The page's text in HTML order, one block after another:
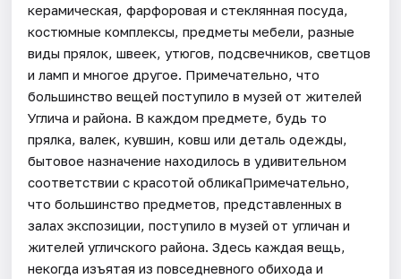
керамическая, фарфоровая и стеклянная посуда,
костюмные комплексы, предметы мебели, разные
виды прялок, швеек, утюгов, подсвечников, светцов
и ламп и многое другое. Примечательно, что
большинство вещей поступило в музей от жителей
Углича и района. В каждом предмете, будь то
прялка, валек, кувшин, ковш или деталь одежды,
бытовое назначение находилось в удивительном
соответствии с красотой обликаПримечательно,
что большинство предметов, представленных в
залах экспозиции, поступило в музей от угличан и
жителей угличского района. Здесь каждая вещь,
некогда изъятая из повседневного обихода и